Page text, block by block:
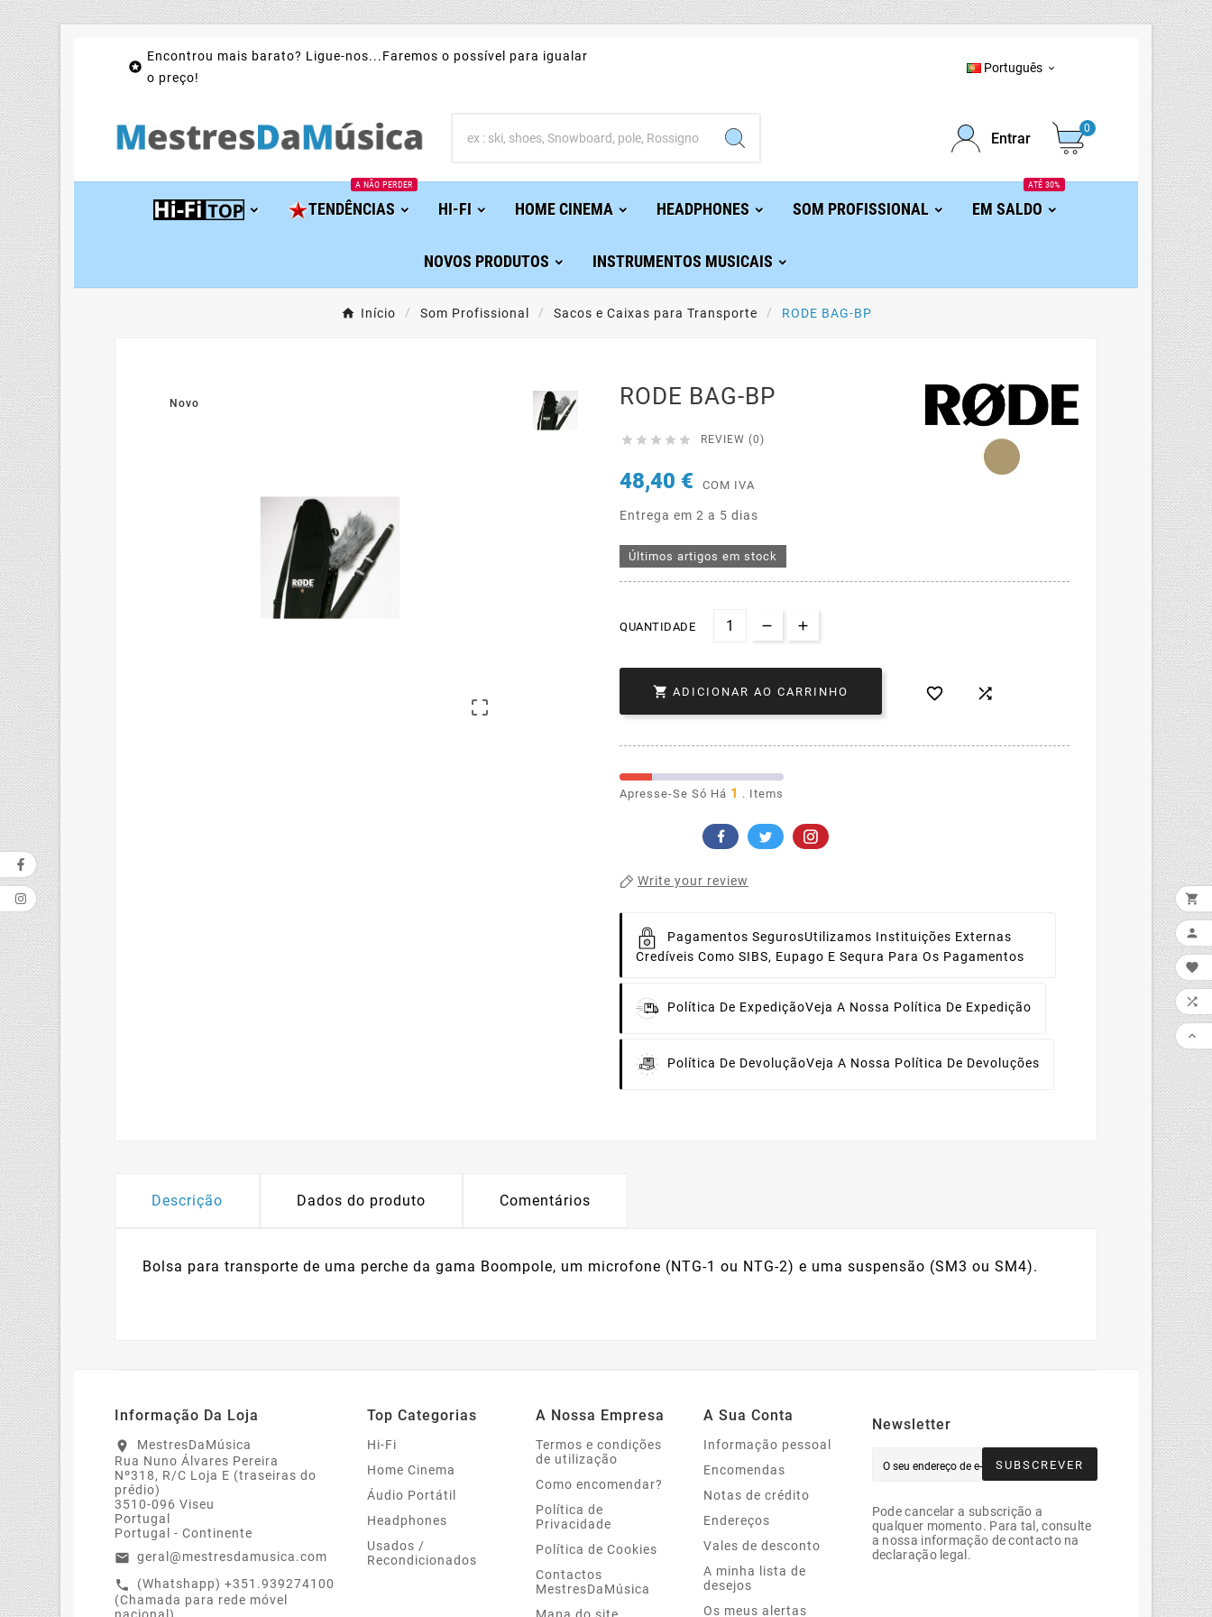

Encontrou mais barato? Ligue-nos...Faremos o possível para igualar
o preço!
Português 
Entrar
0
TENDÊNCIAS
A NÃO PERDER
HI-FI HOME CINEMA HEADPHONES SOM PROFISSIONAL EM SALDO
ATÉ 30%
NOVOS PRODUTOS INSTRUMENTOS MUSICAIS
Início Som Profissional Sacos e Caixas para Transporte RODE BAG-BP
Novo

RODE BAG-BP
     REVIEW (0)
48,40 € COM IVA
Entrega em 2 a 5 dias
Últimos artigos em stock
QUANTIDADE
 ADICIONAR AO CARRINHO  
Apresse-Se Só Há 1 . Items
Write your review
Pagamentos SegurosUtilizamos Instituições Externas
Credíveis Como SIBS, Eupago E Sequra Para Os Pagamentos
Política De ExpediçãoVeja A Nossa Política De Expedição
Política De DevoluçãoVeja A Nossa Política De Devoluções
Descrição Dados do produto Comentários
Bolsa para transporte de uma perche da gama Boompole, um microfone (NTG-1 ou NTG-2) e uma suspensão (SM3 ou SM4).
Informação Da Loja
location_on
MestresDaMúsica
Rua Nuno Álvares Pereira
Nº318, R/C Loja E (traseiras do
prédio)
3510-096 Viseu
Portugal
Portugal - Continente
email geral@mestresdamusica.com
call
(Whatshapp) +351.939274100
(Chamada para rede móvel
nacional)
Top Categorias
Hi-Fi
Home Cinema
Áudio Portátil
Headphones
Usados /
Recondicionados
A Nossa Empresa
Termos e condições
de utilização
Como encomendar?
Política de
Privacidade
Política de Cookies
Contactos
MestresDaMúsica
A Sua Conta
Informação pessoal
Encomendas
Notas de crédito
Endereços
Vales de desconto
A minha lista de
desejos
Os meus alertas
Newsletter
SUBSCREVER
Pode cancelar a subscrição a
qualquer momento. Para tal, consulte
a nossa informação de contacto na
declaração legal.




